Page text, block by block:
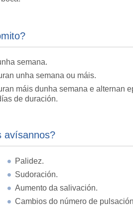
semana.
unha semana ou máis.
máis dunha semana e alternan
de duración.
avísannos?
Palidez.
Sudoración.
Aumento da salivación.
Cambios do número de